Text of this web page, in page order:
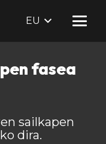
EU
fasea
sailkapen
dira.